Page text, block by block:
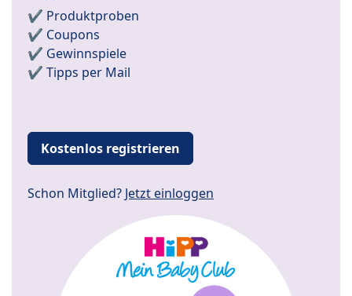
✔️ Produktproben
✔️ Coupons
✔️ Gewinnspiele
✔️ Tipps per Mail
Kostenlos registrieren
Schon Mitglied? Jetzt einloggen